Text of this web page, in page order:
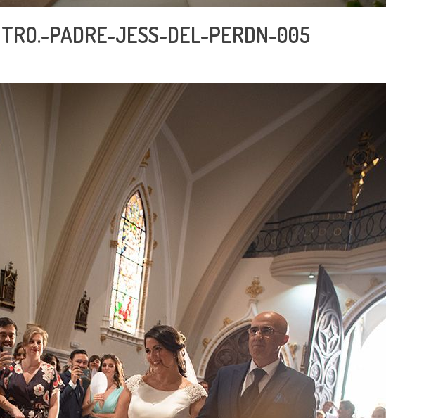
PADRE-JESS-DEL-PERDN-005